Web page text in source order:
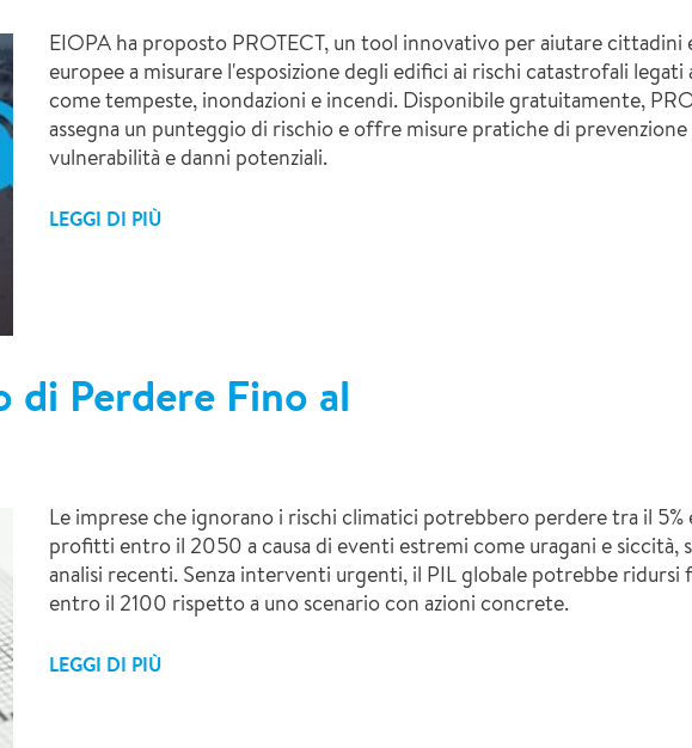
EIOPA ha proposto PROTECT, un tool innovativo per aiutare cittadini
europee a misurare l'esposizione degli edifici ai rischi catastrofali legati
come tempeste, inondazioni e incendi. Disponibile gratuitamente,
assegna un punteggio di rischio e offre misure pratiche di
vulnerabilità e danni potenziali.
LEGGI DI PIÙ
di Perdere Fino al
Le imprese che ignorano i rischi climatici potrebbero perdere tra il 5%
profitti entro il 2050 a causa di eventi estremi come uragani e siccità,
analisi recenti. Senza interventi urgenti, il PIL globale potrebbe ridursi
entro il 2100 rispetto a uno scenario con azioni concrete.
LEGGI DI PIÙ